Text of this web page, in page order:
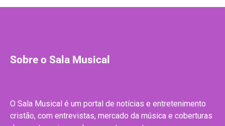
Sobre o Sala Musical
O Sala Musical é um portal de notícias e entretenimento
cristão, com entrevistas, mercado da música e coberturas